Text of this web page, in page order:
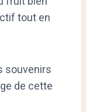
tout en
souvenirs
de cette